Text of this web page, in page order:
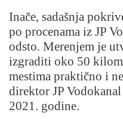
Inače, sadašnja
po procenama iz JP
odsto. Merenjem je
izgraditi oko 50
mestima praktično i
direktor JP
2021. godine.